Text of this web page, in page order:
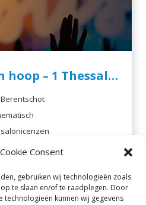
Consent
gebruiken wij technologieën zoals
te slaan en/of te raadplegen. Door
kunnen wij gegevens
Geloof, liefde en hoop – 1 Thessalonicenzen 1:1-10
mei 2018